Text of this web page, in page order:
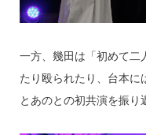
一方、幾田は「初めて二
たり殴られたり、台本に
とあのとの初共演を振り